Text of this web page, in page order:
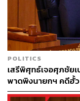
พ.ร.บ.กัญชา
จิรายุ ห่วงทรัพย์
พิเชษฐ์ เชื้อเมือ
POLITICS
เสรีพิศุทธ์เจอศุภชัย
พาดพิงนายกฯ คดีฮั้
สาบานเป็นกลาง-ไม่